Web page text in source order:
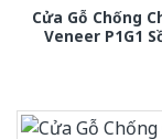
Cửa Gỗ Chống
Veneer P1G1